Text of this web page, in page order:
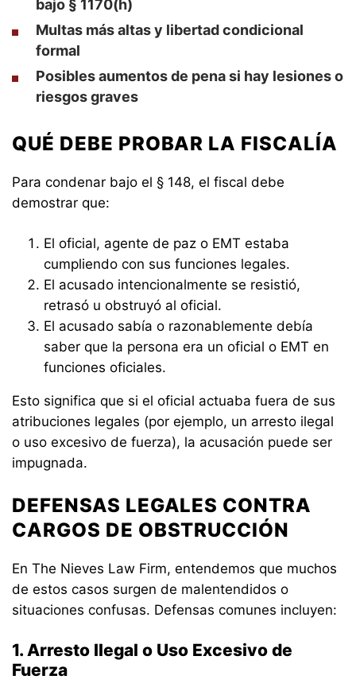
bajo § 1170(h)
Multas más altas y libertad condicional
formal
Posibles aumentos de pena si hay lesiones o
riesgos graves
QUÉ DEBE PROBAR LA FISCALÍA
Para condenar bajo el § 148, el fiscal debe
demostrar que:
El oficial, agente de paz o EMT estaba
cumpliendo con sus funciones legales.
El acusado intencionalmente se resistió,
retrasó u obstruyó al oficial.
El acusado sabía o razonablemente debía
saber que la persona era un oficial o EMT en
funciones oficiales.
Esto significa que si el oficial actuaba fuera de sus
atribuciones legales (por ejemplo, un arresto ilegal
o uso excesivo de fuerza), la acusación puede ser
impugnada.
DEFENSAS LEGALES CONTRA
CARGOS DE OBSTRUCCIÓN
En The Nieves Law Firm, entendemos que muchos
de estos casos surgen de malentendidos o
situaciones confusas. Defensas comunes incluyen:
1. Arresto Ilegal o Uso Excesivo de
Fuerza